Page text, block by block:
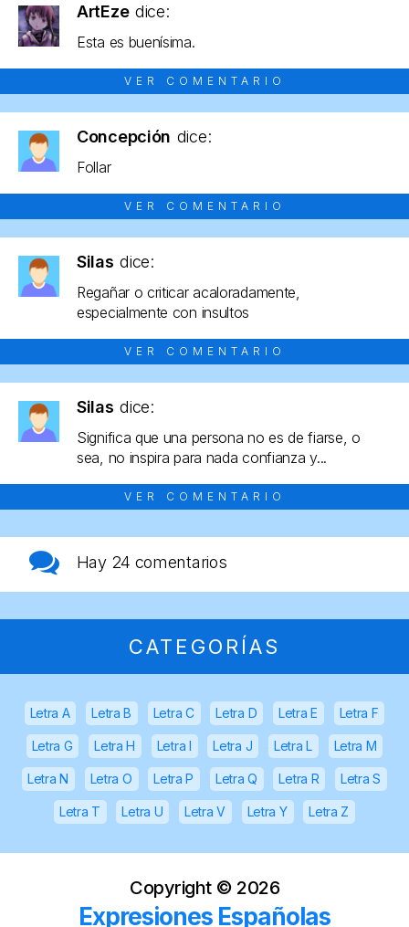
ArtEze dice:
Esta es buenísima.
VER COMENTARIO
Concepción dice:
Follar
VER COMENTARIO
Silas dice:
Regañar o criticar acaloradamente,
especialmente con insultos
VER COMENTARIO
Silas dice:
Significa que una persona no es de fiarse, o
sea, no inspira para nada confianza y...
VER COMENTARIO
Hay 24 comentarios
CATEGORÍAS
Letra A Letra B Letra C Letra D Letra E Letra F
Letra G Letra H Letra I Letra J Letra L Letra M
Letra N Letra O Letra P Letra Q Letra R Letra S
Letra T Letra U Letra V Letra Y Letra Z
Copyright © 2026
Expresiones Españolas